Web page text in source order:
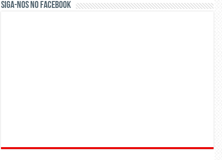
Siga-nos no Facebook